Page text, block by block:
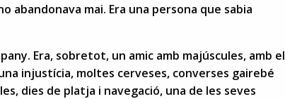
mai. Era una persona que sabia
Era, sobretot, un amic amb majúscules, amb el
injustícia, moltes cerveses, converses gairebé
dies de platja i navegació, una de les seves